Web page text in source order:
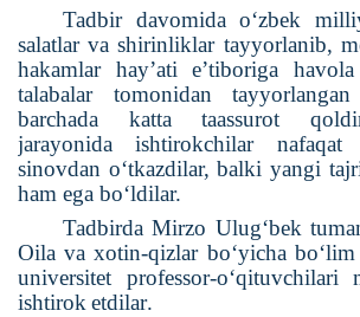
Tadbir davomida o‘zbek
salatlar va shirinliklar tayyorlanib,
hakamlar hay’ati e’tiboriga
talabalar tomonidan
barchada katta taassurot
jarayonida ishtirokchilar nafaqat
sinovdan o‘tkazdilar, balki yangi
ham ega bo‘ldilar.
Tadbirda Mirzo Ulug‘bek
Oila va xotin-qizlar bo‘yicha bo‘lim
universitet
professor-o‘qituvchilari
ishtirok etdilar.